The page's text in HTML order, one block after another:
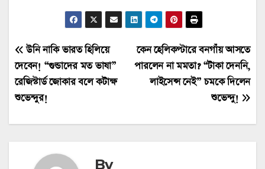
Post
navigation
কেন হেলিকপ্টারে বনগাঁয় আসতে
পারলেন না মমতা? “টাকা দেননি,
লাইসেন্স নেই” চমকে দিলেন
শুভেন্দু!
উনি নাকি ভারত হিলিয়ে
দেবেন! “গুন্ডাদের মত ভাষা”
রেজিস্টার্ড জোকার বলে কটাক্ষ
শুভেন্দুর!
By